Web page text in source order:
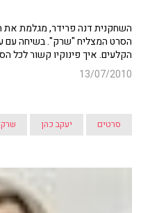
השחקנית דנה פרידר, מגלמת את
הסרט המצליח "שרק". בשיחה עם
הקלעים. איך פינוקיו קשור לכל
13/07/2010
סרטים יעקב כהן שרק